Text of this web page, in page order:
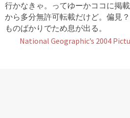
行かなきゃ。ってゆーかココに掲
から多分無許可転載だけど。偏見
ものばかりでため息が出る。
National Geographic’s 2004